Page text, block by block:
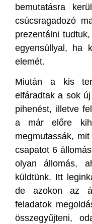
bemutatásra
csúcsragadozó
prezentálni
egyensúllyal, ha
elemét.
Miután a kis
elfáradtak a sok
pihenést, illetve
a már előre
megmutassák,
csapatot 6
olyan állomás,
küldtünk. Itt
de azokon az
feladatok
összegyűjteni,